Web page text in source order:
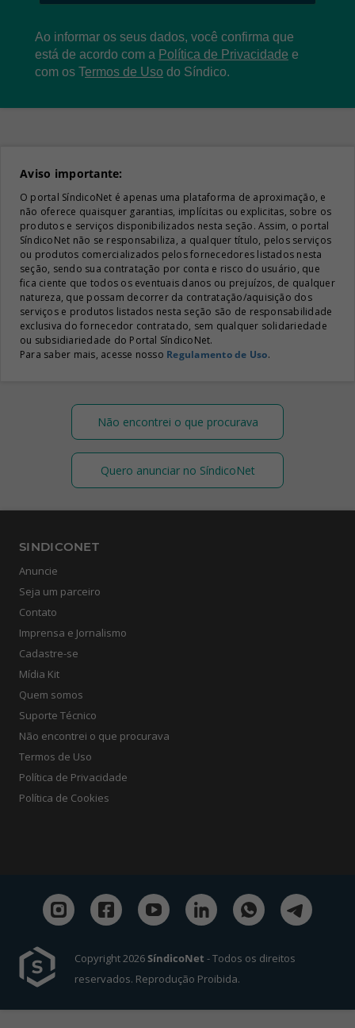
Ao informar os seus dados, você confirma que
está de acordo com a Política de Privacidade e
com os Termos de Uso do Síndico.
Aviso importante:
O portal SíndicoNet é apenas uma plataforma de aproximação, e
não oferece quaisquer garantias, implícitas ou explicitas, sobre os
produtos e serviços disponibilizados nesta seção. Assim, o portal
SíndicoNet não se responsabiliza, a qualquer título, pelos serviços
ou produtos comercializados pelos fornecedores listados nesta
seção, sendo sua contratação por conta e risco do usuário, que
fica ciente que todos os eventuais danos ou prejuízos, de qualquer
natureza, que possam decorrer da contratação/aquisição dos
serviços e produtos listados nesta seção são de responsabilidade
exclusiva do fornecedor contratado, sem qualquer solidariedade
ou subsidiariedade do Portal SíndicoNet.
Para saber mais, acesse nosso Regulamento de Uso.
Não encontrei o que procurava
Quero anunciar no SíndicoNet
SINDICONET
Anuncie
Seja um parceiro
Contato
Imprensa e Jornalismo
Cadastre-se
Mídia Kit
Quem somos
Suporte Técnico
Não encontrei o que procurava
Termos de Uso
Política de Privacidade
Política de Cookies
Copyright 2026SíndicoNet - Todos os direitos
reservados. Reprodução Proibida.